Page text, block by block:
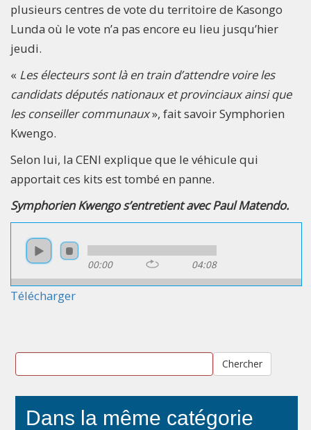
plusieurs centres de vote du territoire de Kasongo
Lunda où le vote n’a pas encore eu lieu jusqu’hier
jeudi.
« Les électeurs sont là en train d’attendre voire les
candidats députés nationaux et provinciaux ainsi que
les conseiller communaux», fait savoir Symphorien
Kwengo.
Selon lui, la CENI explique que le véhicule qui
apportait ces kits est tombé en panne.
Symphorien Kwengo s’entretient avec Paul Matendo.
00:00 04:08
Télécharger
Chercher
Dans la même catégorie